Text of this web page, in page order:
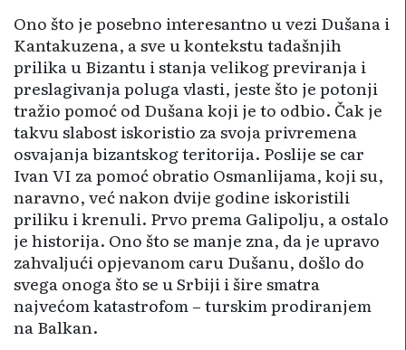
Ono što je posebno interesantno u vezi Dušana i
Kantakuzena, a sve u kontekstu tadašnjih
prilika u Bizantu i stanja velikog previranja i
preslagivanja poluga vlasti, jeste što je potonji
tražio pomoć od Dušana koji je to odbio. Čak je
takvu slabost iskoristio za svoja privremena
osvajanja bizantskog teritorija. Poslije se car
Ivan VI za pomoć obratio Osmanlijama, koji su,
naravno, već nakon dvije godine iskoristili
priliku i krenuli. Prvo prema Galipolju, a ostalo
je historija. Ono što se manje zna, da je upravo
zahvaljući opjevanom caru Dušanu, došlo do
svega onoga što se u Srbiji i šire smatra
najvećom katastrofom – turskim prodiranjem
na Balkan.